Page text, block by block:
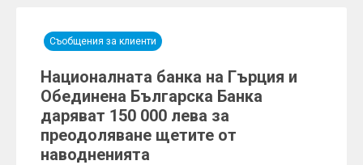
Съобщения за клиенти
Националната банка на Гърция и
Обединена Българска Банка
даряват 150 000 лева за
преодоляване щетите от
наводненията